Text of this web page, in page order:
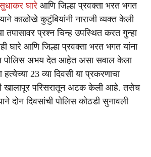
सुधाकर घारे आणि जिल्हा प्रवक्ता भरत भगत
काळोखे कुटुंबियांनी नाराजी व्यक्त केली
तपासावर प्रश्न चिन्ह उपस्थित करत गुन्हा
घारे आणि जिल्हा प्रवक्ता भरत भगत यांना
पोलिस अभय देत आहेत असा सवाल केला
हत्येच्या 23 व्या दिवसी या प्रकरणाचा
खालापूर परिसरातून अटक केली आहे. तसेच
दोन दिवसांची पोलिस कोठडी सुनावली